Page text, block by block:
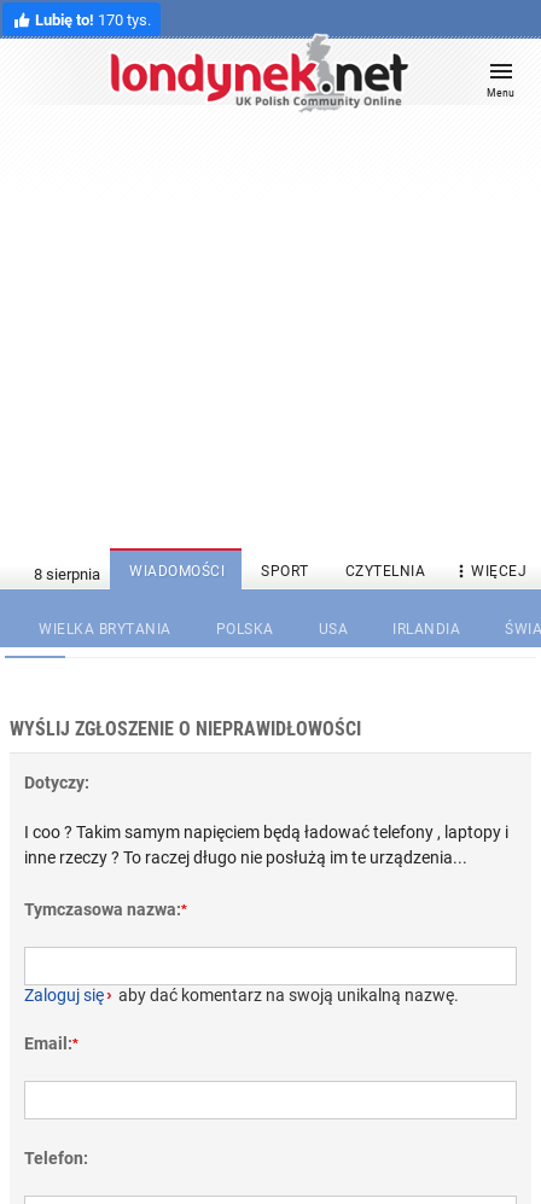
Lubię to! 170 tys.
Menu
WIADOMOŚCI SPORT CZYTELNIA  WIĘCEJ
WIELKA BRYTANIA POLSKA USA IRLANDIA
WYŚLIJ ZGŁOSZENIE O NIEPRAWIDŁOWOŚCI
Dotyczy:
I coo ? Takim samym napięciem będą ładować telefony , laptopy i
inne rzeczy ? To raczej długo nie posłużą im te urządzenia...
Tymczasowa nazwa:*
Zaloguj się› aby dać komentarz na swoją unikalną nazwę.
Email:*
Telefon: